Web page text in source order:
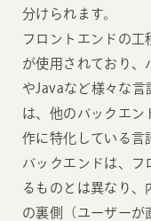
分けられます。
フロントエンドの工
が使用されており、
やJavaなど様々な言
は、他のバックエン
作に特化している言
バックエンドは、フ
るものとは異なり、
の裏側（ユーザーが